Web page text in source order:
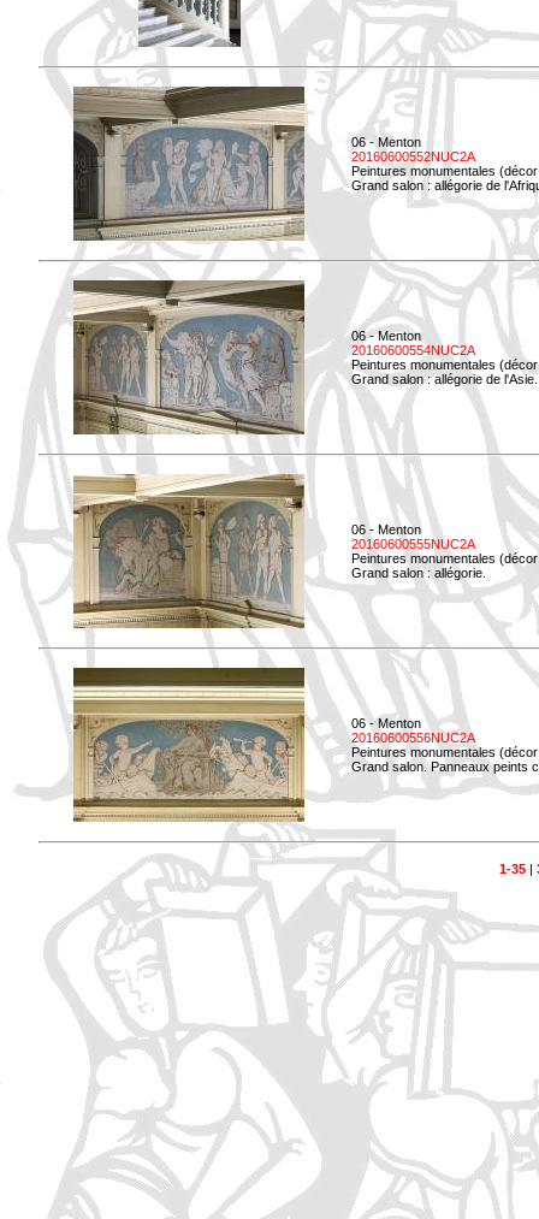
06 - Menton
20160600552NUC2A
Peintures monumentales
Grand salon : allégorie de
06 - Menton
20160600554NUC2A
Peintures monumentales
Grand salon : allégorie de l'Asie.
06 - Menton
20160600555NUC2A
Peintures monumentales
Grand salon : allégorie.
06 - Menton
20160600556NUC2A
Peintures monumentales
Grand salon. Panneaux peints
1-35|